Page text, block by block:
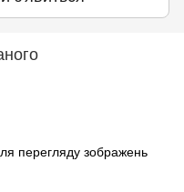
перегляду зображень